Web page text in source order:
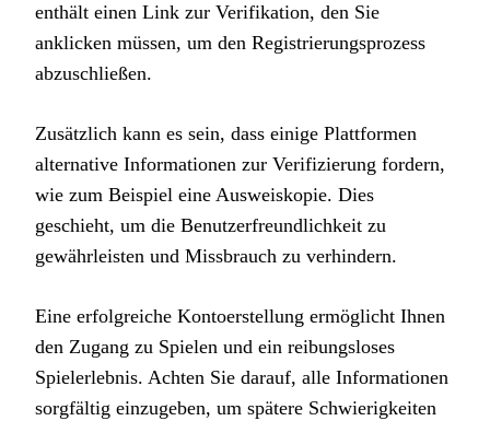
enthält einen Link zur Verifikation, den Sie
anklicken müssen, um den Registrierungsprozess
abzuschließen.
Zusätzlich kann es sein, dass einige Plattformen
alternative Informationen zur Verifizierung fordern,
wie zum Beispiel eine Ausweiskopie. Dies
geschieht, um die Benutzerfreundlichkeit zu
gewährleisten und Missbrauch zu verhindern.
Eine erfolgreiche Kontoerstellung ermöglicht Ihnen
den Zugang zu Spielen und ein reibungsloses
Spielerlebnis. Achten Sie darauf, alle Informationen
sorgfältig einzugeben, um spätere Schwierigkeiten